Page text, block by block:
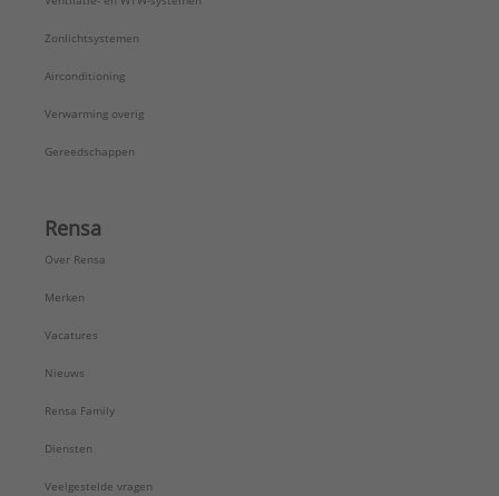
Zonlichtsystemen
Airconditioning
Verwarming overig
Gereedschappen
Rensa
Over Rensa
Merken
Vacatures
Nieuws
Rensa Family
Diensten
Veelgestelde vragen